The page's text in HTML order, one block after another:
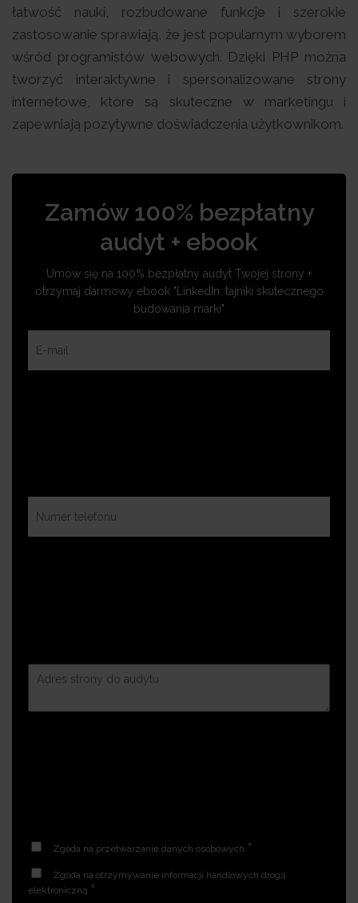
łatwość nauki, rozbudowane funkcje i szerokie
zastosowanie sprawiają, że jest popularnym wyborem
wśród programistów webowych. Dzięki PHP można
tworzyć interaktywne i spersonalizowane strony
internetowe, które są skuteczne w marketingu i
zapewniają pozytywne doświadczenia użytkownikom.
Zamów 100% bezpłatny
audyt + ebook
Umów się na 100% bezpłatny audyt Twojej strony +
otrzymaj darmowy ebook "LinkedIn: tajniki skutecznego
budowania marki"
Zgoda na przetwarzanie danych osobowych *
Zgoda na otrzymywanie informacji handlowych drogą
elektroniczną *